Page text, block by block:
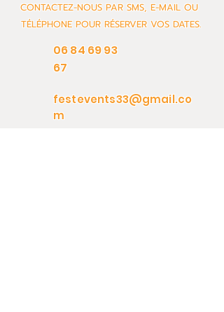
CONTACTEZ-NOUS PAR SMS, E-MAIL OU
TÉLÉPHONE POUR RÉSERVER VOS DATES.
06 84 69 93
67
festevents33@gmail.co
m